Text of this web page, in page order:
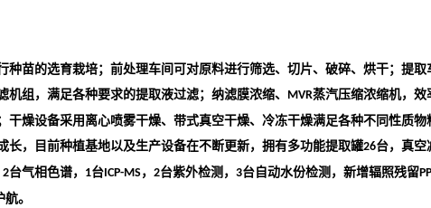
苗的选育栽培；前处理车间可对原料进行筛选、切片、破碎、烘干；提
组，满足各种要求的提取液过滤；纳滤膜浓缩、 MVR蒸汽压缩浓缩机，
燥设备采用离心喷雾干燥、带式真空干燥、冷冻干燥满足各种不同性质物
长，目前种植基地以及生产设备在不断更新，拥有多功能提取罐26台，真空
2台气相色谱， 1台ICP-MS， 2台紫外检测， 3台自动水份检测，新增辐照残留
。